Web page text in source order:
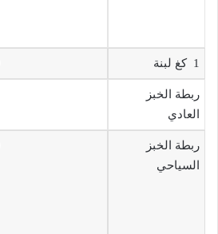
1 كغ لبنة
ربطة الخبز
العادي
ربطة الخبز
السياحي